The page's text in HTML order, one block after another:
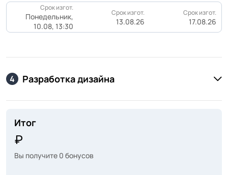
Срок изгот.
Понедельник,
10.08, 13:30
Срок изгот.
13.08.26
Срок изгот.
17.08.26
4 Разработка дизайна
Итог
Вы получите 0 бонусов